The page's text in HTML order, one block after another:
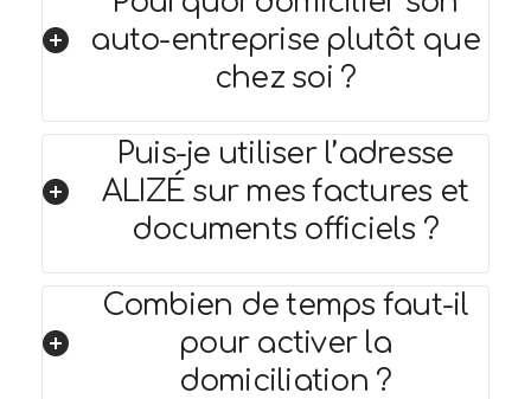
auto-entreprise plutôt que
chez soi ?
Puis-je utiliser l’adresse
ALIZÉ sur mes factures et
documents officiels ?
Combien de temps faut-il
pour activer la
domiciliation ?